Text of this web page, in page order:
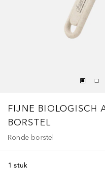
FIJNE BIOLOGISCH
BORSTEL
Ronde borstel
1 stuk